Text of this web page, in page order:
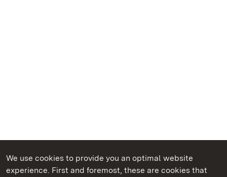
We use cookies to provide you an optimal website
experience. First and foremost, these are cookies that